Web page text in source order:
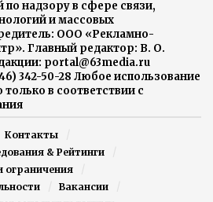
надзору в сфере связи,
и массовых
ООО «Рекламно-
Главный редактор: В. О.
portal@63media.ru
342-50-28 Любое использование
в соответствии с
Контакты
& Рейтинги
ограничения
Вакансии